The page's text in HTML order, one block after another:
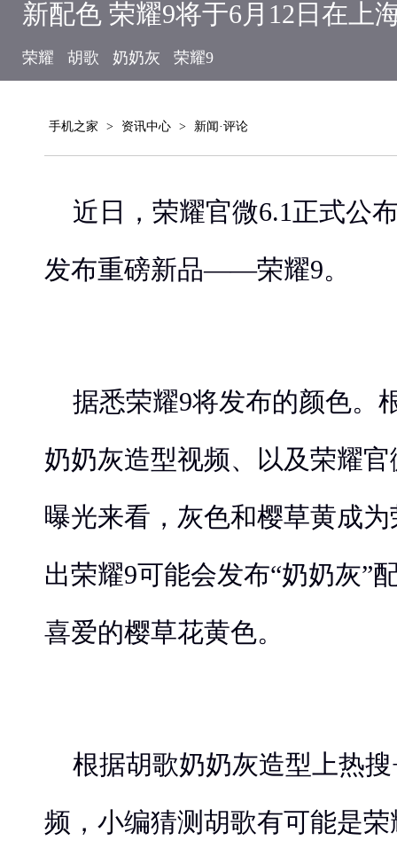
新配色 荣耀9将于6月12日在上
荣耀 胡歌 奶奶灰 荣耀9
手机之家 > 资讯中心 > 新闻·评论
近日，荣耀官微6.1正式公
发布重磅新品——荣耀9。
据悉荣耀9将发布的颜色。
奶奶灰造型视频、以及荣耀
曝光来看，灰色和樱草黄成
出荣耀9可能会发布“奶奶灰”
喜爱的樱草花黄色。
根据胡歌奶奶灰造型上热
频，小编猜测胡歌有可能是